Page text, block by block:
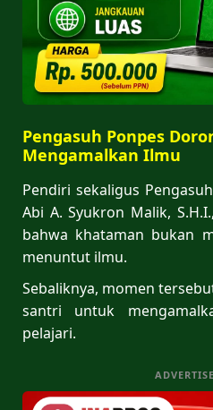
Pengasuh Ponpes
Mengamalkan Ilmu
Pendiri sekaligus
Abi A. Syukron Malik,
bahwa khataman bukan
menuntut ilmu.
Sebaliknya, momen
santri untuk
pelajari.